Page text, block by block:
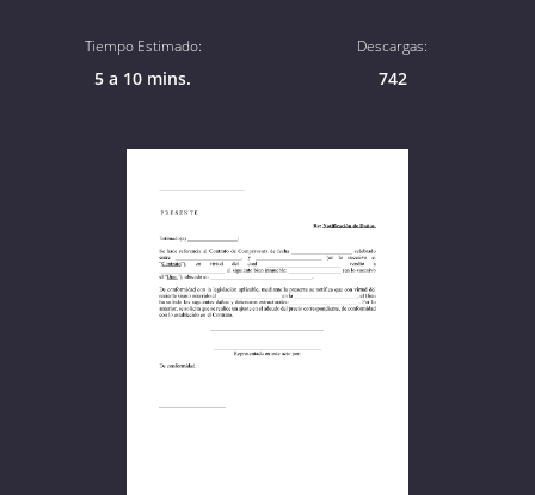
Tiempo Estimado:
5 a 10 mins.
Descargas:
742